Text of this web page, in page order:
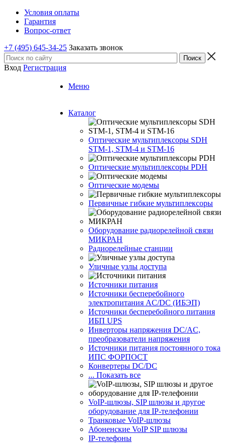
Условия оплаты
Гарантия
Вопрос-ответ
+7 (495) 645-34-25 Заказать звонок
Вход Регистрация
Меню
Каталог
Оптические мультиплексоры SDH
STM-1, STM-4 и STM-16
Оптические мультиплексоры PDH
Оптические модемы
Первичные гибкие мультиплексоры
Оборудование радиорелейной связи
МИКРАН
Радиорелейные станции
Уличные узлы доступа
Источники питания
Источники бесперебойного
электропитания AC/DC (ИБЭП)
Источники бесперебойного питания
ИБП UPS
Инверторы напряжения DC/AC,
преобразователи напряжения
Источники питания постоянного тока
ИПС ФОРПОСТ
Конвертеры DC/DC
... Показать все
VoIP-шлюзы, SIP шлюзы и другое
оборудование для IP-телефонии
Транковые VoIP-шлюзы
Абоненские VoIP SIP шлюзы
IP-телефоны